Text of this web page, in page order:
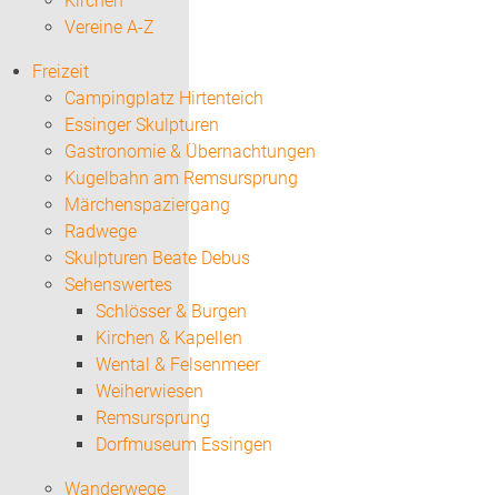
Vereine A-Z
Freizeit
Campingplatz Hirtenteich
Essinger Skulpturen
Gastronomie & Übernachtungen
Kugelbahn am Remsursprung
Märchenspaziergang
Radwege
Skulpturen Beate Debus
Sehenswertes
Schlösser & Burgen
Kirchen & Kapellen
Wental & Felsenmeer
Weiherwiesen
Remsursprung
Dorfmuseum Essingen
Wanderwege